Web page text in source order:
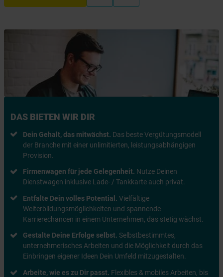
DAS BIETEN WIR DIR
Dein Gehalt, das mitwächst. Das beste Vergütungsmodell
der Branche mit einer unlimitierten, leistungsabhängigen
Provision.
Firmenwagen für jede Gelegenheit. Nutze Deinen
Dienstwagen inklusive Lade- / Tankkarte auch privat.
Entfalte Dein volles Potential. Vielfältige
Weiterbildungsmöglichkeiten und spannende
Karrierechancen in einem Unternehmen, das stetig wächst.
Gestalte Deine Erfolge selbst. Selbstbestimmtes,
unternehmerisches Arbeiten und die Möglichkeit durch das
Einbringen eigener Ideen Dein Umfeld mitzugestalten.
Arbeite, wie es zu Dir passt. Flexibles & mobiles Arbeiten, bis